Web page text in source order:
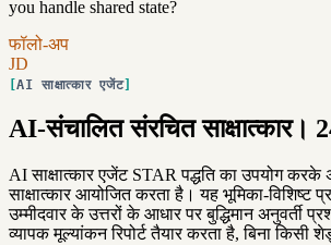
you handle shared state?
फॉलो-अप
JD
AI साक्षात्कार एजेंट
AI-संचालित संरचित साक्षात्कार।
AI साक्षात्कार एजेंट STAR पद्धति का उपयोग
साक्षात्कार आयोजित करता है। यह भूमिका-विशिष्ट
उम्मीदवार के उत्तरों के आधार पर बुद्धिमान अनुवर्ती
व्यापक मूल्यांकन रिपोर्ट तैयार करता है, बिना किसी